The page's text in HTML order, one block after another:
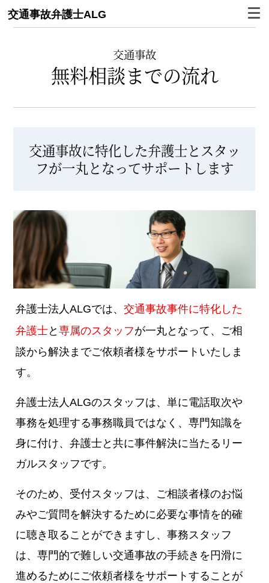
交通事故弁護士ALG
交通事故
無料相談までの流れ
交通事故に特化した弁護士とスタッ
フが一丸となってサポートします
弁護士法人ALGでは、交通事故事件に特化した
弁護士と専属のスタッフが一丸となって、ご相
談から解決までご依頼者様をサポートいたしま
す。
弁護士法人ALGのスタッフは、単に電話取次や
事務を処理する事務職員ではなく、専門知識を
身に付け、弁護士と共に事件解決に当たるリー
ガルスタッフです。
そのため、受付スタッフは、ご相談者様のお悩
みやご質問を解決するために必要な事情を的確
に聴き取ることができますし、事務スタッフ
は、専門的で難しい交通事故の手続きを円滑に
進めるためにご依頼者様をサポートすることが